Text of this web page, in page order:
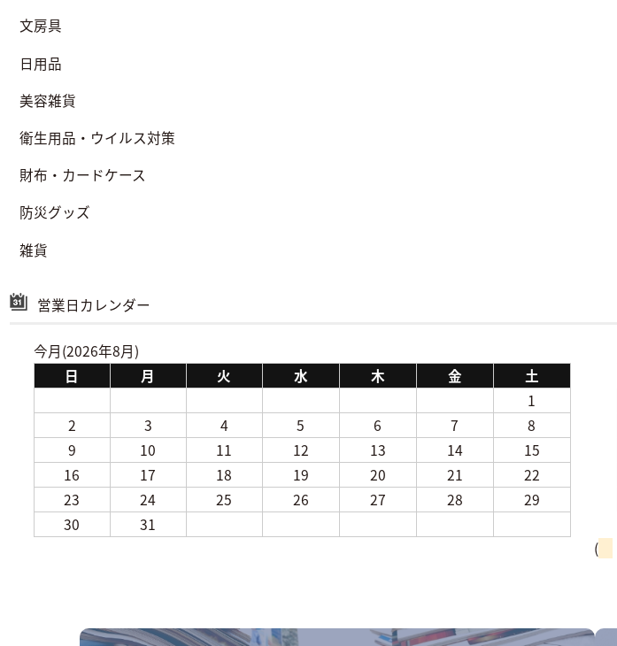
文房具
日用品
美容雑貨
衛生用品・ウイルス対策
財布・カードケース
防災グッズ
雑貨
営業日カレンダー
今月(2026年8月)
日
月 火 水 木 金
土
1
2
3 4 5 6 7
8
9
10 11 12 13 14
15
16
17 18 19 20 21
22
23
24 25 26 27 28
29
30
31
(